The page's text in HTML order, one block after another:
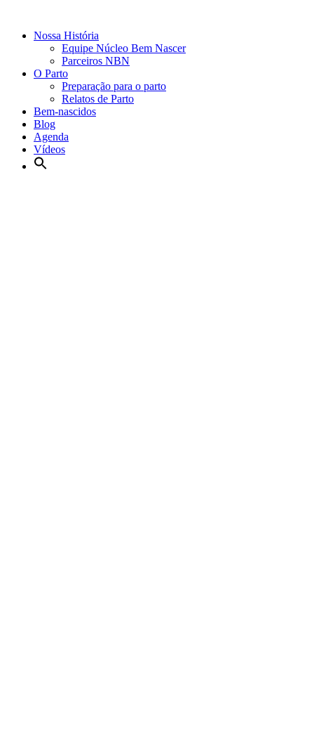
Nossa História
Equipe Núcleo Bem Nascer
Parceiros NBN
O Parto
Preparação para o parto
Relatos de Parto
Bem-nascidos
Blog
Agenda
Vídeos